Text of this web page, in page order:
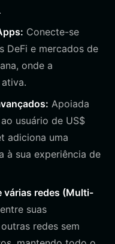
Conecte-se
DeFi e mercados de
onde a
Apoiada
usuário de US$
adiciona uma
à sua experiência de
várias redes (Multi-
suas
redes sem